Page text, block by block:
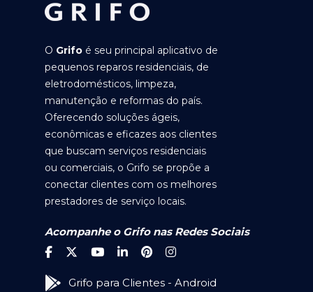
O Grifo é seu principal aplicativo de
pequenos reparos residenciais, de
eletrodomésticos, limpeza,
manutenção e reformas do país.
Oferecendo soluções ágeis,
econômicas e eficazes aos clientes
que buscam serviços residenciais
ou comerciais, o Grifo se propõe a
conectar clientes com os melhores
prestadores de serviço locais.
Acompanhe o Grifo nas Redes Sociais
Grifo para Clientes - Android